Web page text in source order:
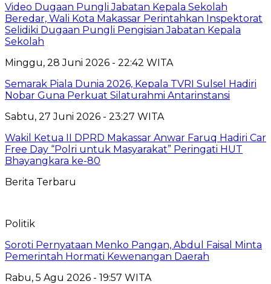
Video Dugaan Pungli Jabatan Kepala Sekolah
Beredar, Wali Kota Makassar Perintahkan Inspektorat
Selidiki Dugaan Pungli Pengisian Jabatan Kepala
Sekolah
Minggu, 28 Juni 2026 - 22:42 WITA
Semarak Piala Dunia 2026, Kepala TVRI Sulsel Hadiri
Nobar Guna Perkuat Silaturahmi Antarinstansi
Sabtu, 27 Juni 2026 - 23:27 WITA
Wakil Ketua II DPRD Makassar Anwar Faruq Hadiri Car
Free Day “Polri untuk Masyarakat” Peringati HUT
Bhayangkara ke-80
Berita Terbaru
Politik
Soroti Pernyataan Menko Pangan, Abdul Faisal Minta
Pemerintah Hormati Kewenangan Daerah
Rabu, 5 Agu 2026 - 19:57 WITA